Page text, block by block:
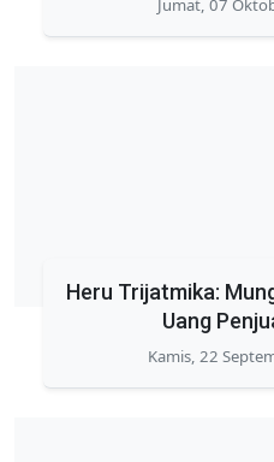
Jumat, 07
Heru Trijatmika:
Uang
Kamis, 22